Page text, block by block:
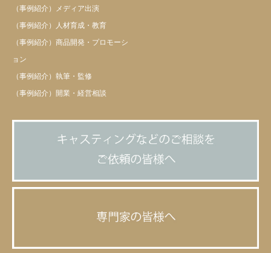
（事例紹介）メディア出演
（事例紹介）人材育成・教育
（事例紹介）商品開発・プロモーシ
ョン
（事例紹介）執筆・監修
（事例紹介）開業・経営相談